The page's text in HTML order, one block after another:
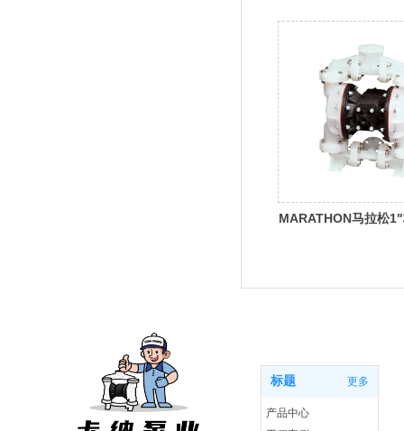
MARATHON马拉松
标题 更多
产品中心